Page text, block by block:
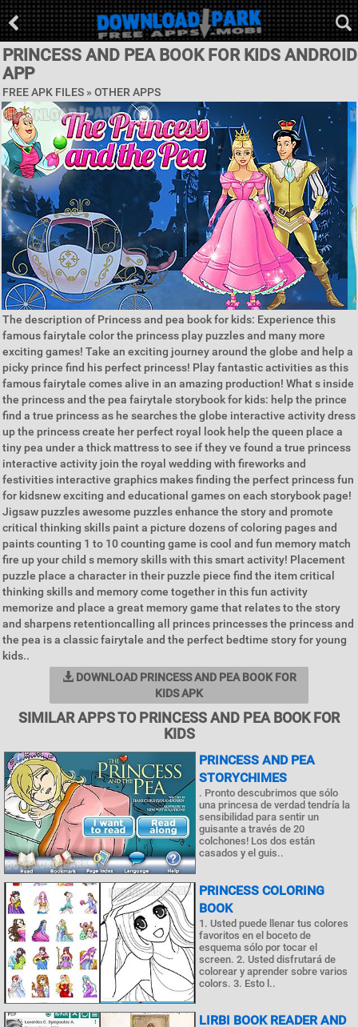
PRINCESS AND PEA BOOK FOR KIDS ANDROID
APP
FREE APK FILES » OTHER APPS
The description of Princess and pea book for kids: Experience this
famous fairytale color the princess play puzzles and many more
exciting games! Take an exciting journey around the globe and help a
picky prince find his perfect princess! Play fantastic activities as this
famous fairytale comes alive in an amazing production! What s inside
the princess and the pea fairytale storybook for kids: help the prince
find a true princess as he searches the globe interactive activity dress
up the princess create her perfect royal look help the queen place a
tiny pea under a thick mattress to see if they ve found a true princess
interactive activity join the royal wedding with fireworks and
festivities interactive graphics makes finding the perfect princess fun
for kidsnew exciting and educational games on each storybook page!
Jigsaw puzzles awesome puzzles enhance the story and promote
critical thinking skills paint a picture dozens of coloring pages and
paints counting 1 to 10 counting game is cool and fun memory match
fire up your child s memory skills with this smart activity! Placement
puzzle place a character in their puzzle piece find the item critical
thinking skills and memory come together in this fun activity
memorize and place a great memory game that relates to the story
and sharpens retentioncalling all princes princesses the princess and
the pea is a classic fairytale and the perfect bedtime story for young
kids..
DOWNLOAD PRINCESS AND PEA BOOK FOR
KIDS APK
SIMILAR APPS TO PRINCESS AND PEA BOOK FOR
KIDS
PRINCESS AND PEA
STORYCHIMES
. Pronto descubrimos que sólo
una princesa de verdad tendría la
sensibilidad para sentir un
guisante a través de 20
colchones! Los dos están
casados ​​y el guis..
PRINCESS COLORING
BOOK
1. Usted puede llenar tus colores
favoritos en el boceto de
esquema sólo por tocar el
screen. 2. Usted disfrutará de
colorear y aprender sobre varios
colors. 3. Esto l..
LIRBI BOOK READER AND